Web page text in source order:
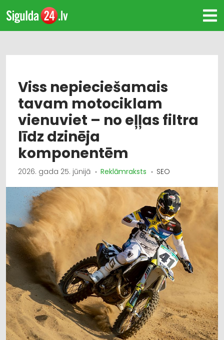
Viss nepieciešamais
tavam motociklam
vienuviet – no eļļas filtra
līdz dzinēja
komponentēm
2026. gada 25. jūnijā Reklāmraksts SEO